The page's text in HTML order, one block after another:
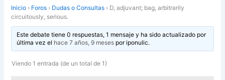
Inicio › Foros › Dudas o Consultas › D, adjuvant; bag, arbitrarily
circuitously, serious.
Este debate tiene 0 respuestas, 1 mensaje y ha sido actualizado por
última vez el hace 7 años, 9 mesesporiponulic.
Viendo 1 entrada (de un total de 1)